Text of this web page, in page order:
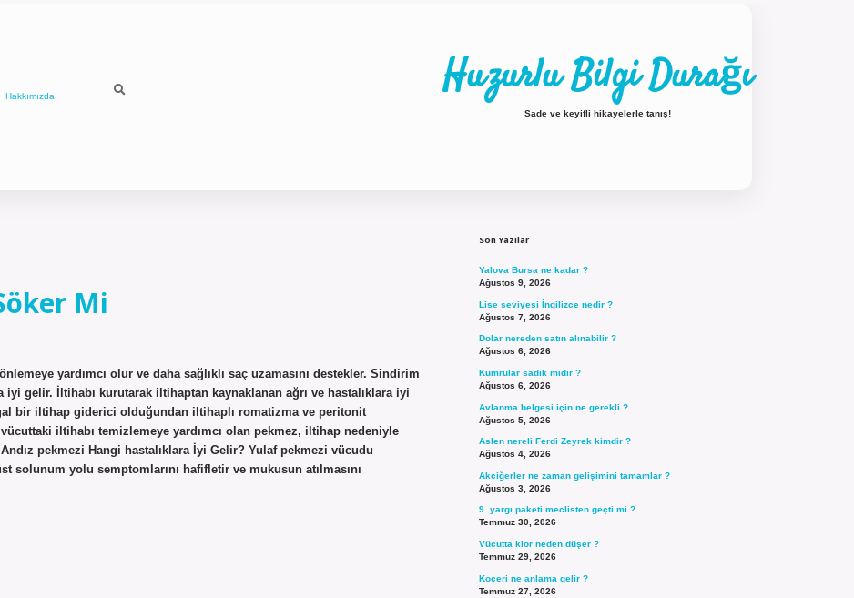
Hakkımızda Huzurlu Bilgi Durağı
Sade ve keyifli hikayelerle tanış!
Mi
yardımcı olur ve daha sağlıklı saç uzamasını destekler. Sindirim
gelir. İltihabı kurutarak iltihaptan kaynaklanan ağrı ve hastalıklara iyi
bir iltihap giderici olduğundan iltihaplı romatizma ve peritonit
iltihabı temizlemeye yardımcı olan pekmez, iltihap nedeniyle
pekmezi Hangi hastalıklara İyi Gelir? Yulaf pekmezi vücudu
solunum yolu semptomlarını hafifletir ve mukusun atılmasını
Son Yazılar
Yalova Bursa ne kadar ?
Ağustos 9, 2026
Lise seviyesi İngilizce nedir ?
Ağustos 7, 2026
Dolar nereden satın alınabilir ?
Ağustos 6, 2026
Kumrular sadık mıdır ?
Ağustos 6, 2026
Avlanma belgesi için ne gerekli ?
Ağustos 5, 2026
Aslen nereli Ferdi Zeyrek kimdir ?
Ağustos 4, 2026
Akciğerler ne zaman gelişimini tamamlar ?
Ağustos 3, 2026
9. yargı paketi meclisten geçti mi ?
Temmuz 30, 2026
Vücutta klor neden düşer ?
Temmuz 29, 2026
Koçeri ne anlama gelir ?
Temmuz 27, 2026